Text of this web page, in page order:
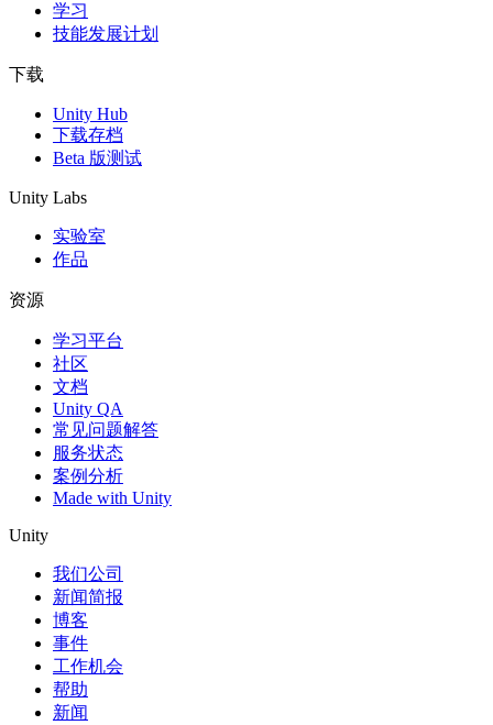
学习
技能发展计划
下载
Unity Hub
下载存档
Beta 版测试
Unity Labs
实验室
作品
资源
学习平台
社区
文档
Unity QA
常见问题解答
服务状态
案例分析
Made with Unity
Unity
我们公司
新闻简报
博客
事件
工作机会
帮助
新闻